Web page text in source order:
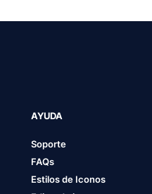
AYUDA
Soporte
FAQs
Estilos de Iconos